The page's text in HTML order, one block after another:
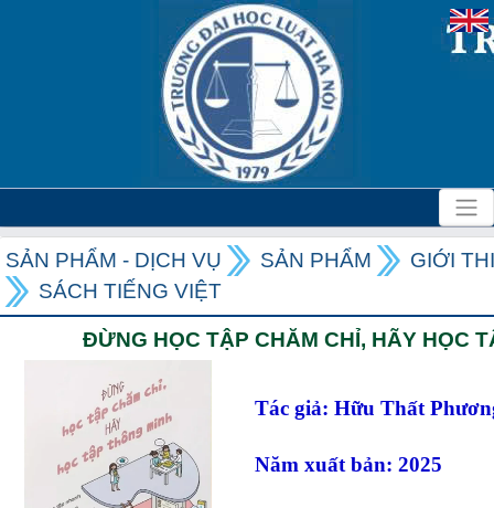
SẢN PHẨM - DỊCH VỤ SẢN PHẨM
GIỚI
SÁCH TIẾNG VIỆT
ĐỪNG HỌC TẬP CHĂM CHỈ, HÃY HỌC
Tác giả: Hữu Thất
Năm xuất bản: 2025